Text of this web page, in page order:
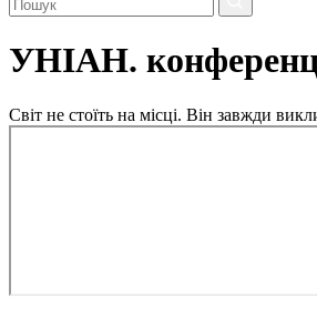
УНІАН.
Світ не стоїть на місці. Він завжди